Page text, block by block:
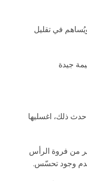
في تقليل
قيمة جيدة
ذلك، اغسليها
من فروة الرأس
عدم وجود تحسّس.